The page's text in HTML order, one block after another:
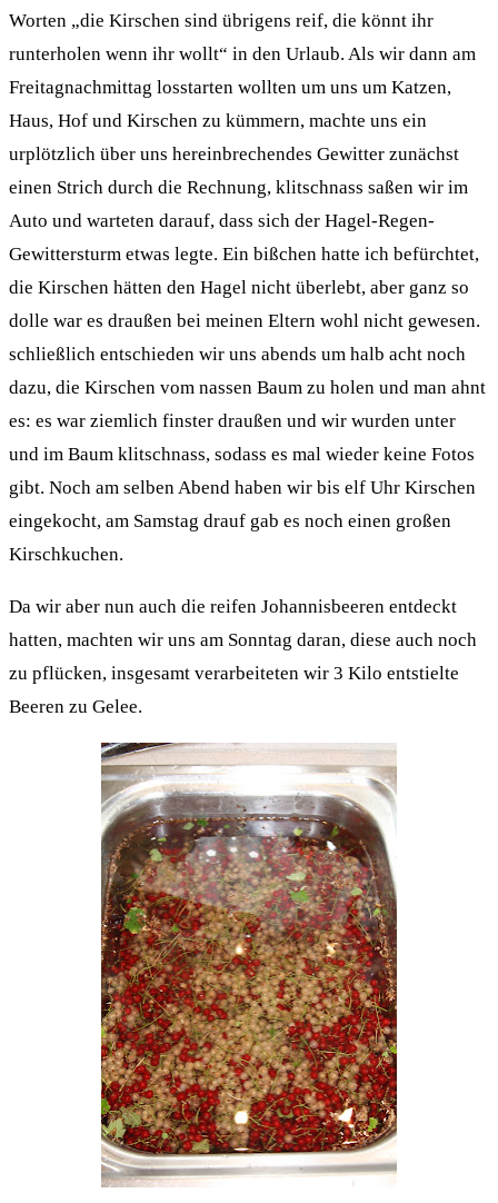
Worten „die Kirschen sind übrigens reif, die könnt ihr
runterholen wenn ihr wollt“ in den Urlaub. Als wir dann am
Freitagnachmittag losstarten wollten um uns um Katzen,
Haus, Hof und Kirschen zu kümmern, machte uns ein
urplötzlich über uns hereinbrechendes Gewitter zunächst
einen Strich durch die Rechnung, klitschnass saßen wir im
Auto und warteten darauf, dass sich der Hagel-Regen-
Gewittersturm etwas legte. Ein bißchen hatte ich befürchtet,
die Kirschen hätten den Hagel nicht überlebt, aber ganz so
dolle war es draußen bei meinen Eltern wohl nicht gewesen.
schließlich entschieden wir uns abends um halb acht noch
dazu, die Kirschen vom nassen Baum zu holen und man ahnt
es: es war ziemlich finster draußen und wir wurden unter
und im Baum klitschnass, sodass es mal wieder keine Fotos
gibt. Noch am selben Abend haben wir bis elf Uhr Kirschen
eingekocht, am Samstag drauf gab es noch einen großen
Kirschkuchen.
Da wir aber nun auch die reifen Johannisbeeren entdeckt
hatten, machten wir uns am Sonntag daran, diese auch noch
zu pflücken, insgesamt verarbeiteten wir 3 Kilo entstielte
Beeren zu Gelee.